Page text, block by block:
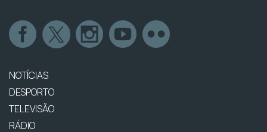
NOTÍCIAS
DESPORTO
TELEVISÃO
RÁDIO